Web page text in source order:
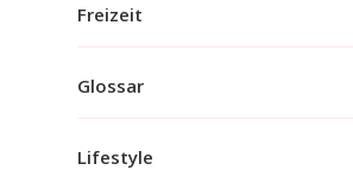
Freizeit
Glossar
Lifestyle